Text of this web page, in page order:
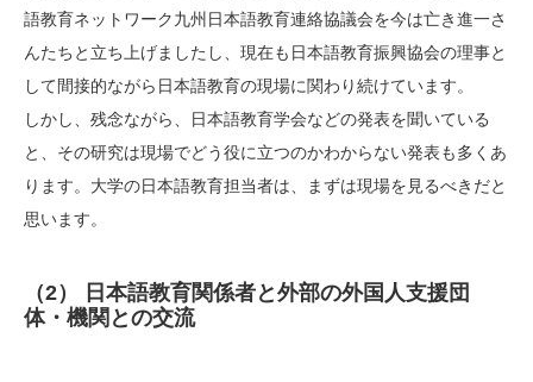
語教育ネットワーク九州日本語教育連絡協議会を今は亡き進一さ
んたちと立ち上げましたし、現在も日本語教育振興協会の理事と
して間接的ながら日本語教育の現場に関わり続けています。
しかし、残念ながら、日本語教育学会などの発表を聞いている
と、その研究は現場でどう役に立つのかわからない発表も多くあ
ります。大学の日本語教育担当者は、まずは現場を見るべきだと
思います。
（2） 日本語教育関係者と外部の外国人支援団
体・機関との交流